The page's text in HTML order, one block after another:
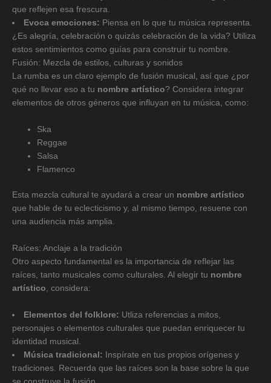
que reflejen esa frescura.
Evoca emociones: Piensa en lo que tu música representa.
¿Es alegría, celebración o quizás celebración de la vida? Utiliza
estos sentimientos como guías para construir tu nombre.
Fusión: Mezcla de estilos, culturas y sonidos
La rumba es un claro ejemplo de fusión musical, así que ¿por
qué no llevar eso a tu nombre artístico? Considera integrar
elementos de otros géneros que influyan en tu música, como:
Ska
Reggae
Salsa
Flamenco
Esta mezcla cultural te ayudará a crear un nombre artístico
que hable de tu eclecticismo y, al mismo tiempo, resuene con
una audiencia más amplia.
Raíces: Anclaje a la tradición
Otro aspecto fundamental es la importancia de reflejar las
raíces, tanto musicales como culturales. Al elegir tu nombre
artístico, considera:
Elementos del folklore: Utliza referencias a mitos,
personajes o elementos culturales que puedan enriquecer tu
identidad musical.
Música tradicional: Inspírate en tus propios orígenes y
tradiciones. Recuerda que las raíces son la base sobre la que